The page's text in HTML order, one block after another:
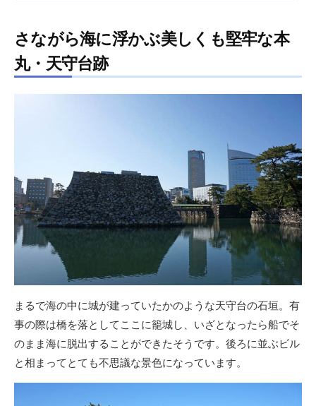
さながら海に浮かぶ美しくも堅牢な本
丸・天守台跡
まるで海の中に城が建っていたかのような天守台の石垣。有
事の際は橋を落としてここに籠城し、いざとなったら船でそ
のまま海に脱出することができたそうです。後ろに並ぶビル
と相まってとても不思議な景色になっています。